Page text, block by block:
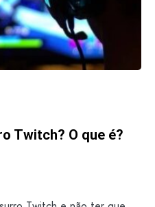
Twitch? O que é?